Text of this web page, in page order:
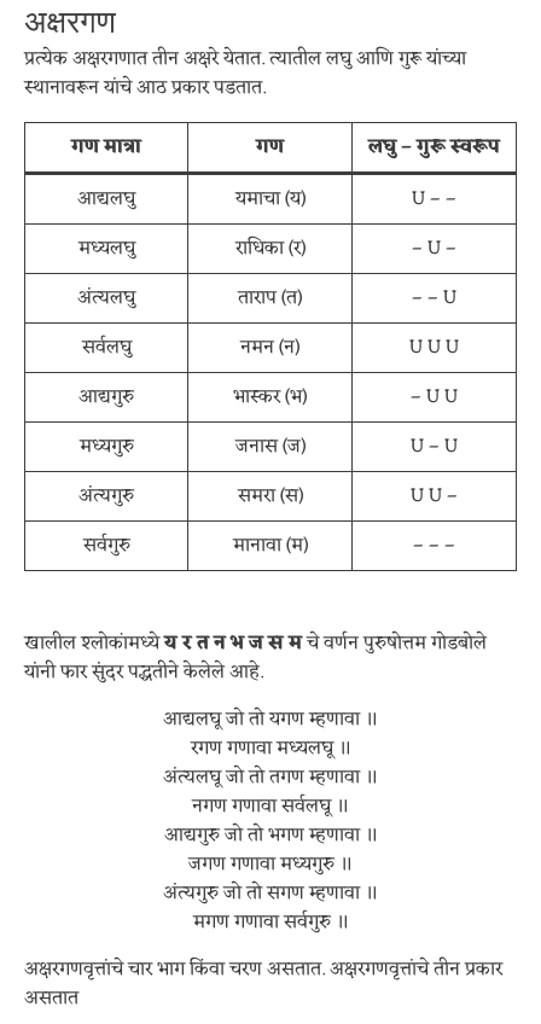
अक्षरगण
प्रत्येक अक्षरगणात तीन अक्षरे येतात. त्यातील लघु आणि गुरू यांच्या
स्थानावरून यांचे आठ प्रकार पडतात.
गण मात्रा
गण
लघु – गुरू स्वरूप
आद्यलघु
यमाचा (य)
U – –
मध्यलघु
राधिका (र)
– U –
अंत्यलघु
ताराप (त)
– – U
सर्वलघु
नमन (न)
U U U
आद्यगुरु
भास्कर (भ)
– U U
मध्यगुरु
जनास (ज)
U – U
अंत्यगुरु
समरा (स)
U U –
सर्वगुरु
मानावा (म) – – –
खालील श्लोकांमध्येय र त न भ ज स मचे वर्णन पुरुषोत्तम गोडबोले
यांनी फार सुंदर पद्धतीने केलेले आहे.
आद्यलघू जो तो यगण म्हणावा ॥
रगण गणावा मध्यलघू ॥
अंत्यलघू जो तो तगण म्हणावा ॥
नगण गणावा सर्वलघू ॥
आद्यगुरु जो तो भगण म्हणावा ॥
जगण गणावा मध्यगुरु ॥
अंत्यगुरु जो तो सगण म्हणावा ॥
मगण गणावा सर्वगुरु ॥
अक्षरगणवृत्तांचे चार भाग किंवा चरण असतात. अक्षरगणवृत्तांचे तीन प्रकार
असतात